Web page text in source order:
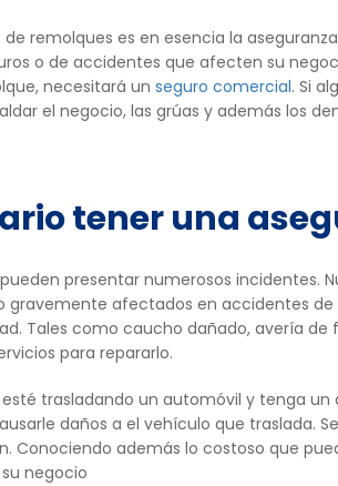
remolques es en esencia la
o de accidentes que afecten su
necesitará un seguro comercial. Si
el negocio, las grúas y además los
tener una
presentar numerosos
gravemente afectados en accidentes
Tales como caucho dañado, avería
para repararlo.
trasladando un automóvil y tenga
daños a el vehículo que traslada.
Conociendo además lo costoso que
negocio